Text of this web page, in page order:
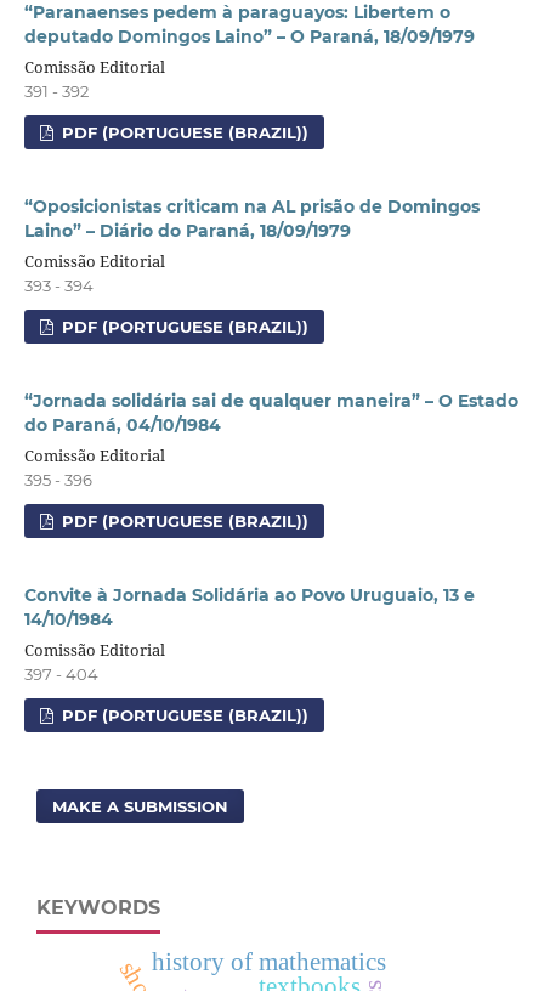
“Paranaenses pedem à paraguayos: Libertem o
deputado Domingos Laino” – O Paraná, 18/09/1979
Comissão Editorial
391 - 392
PDF (PORTUGUESE (BRAZIL))
“Oposicionistas criticam na AL prisão de Domingos
Laino” – Diário do Paraná, 18/09/1979
Comissão Editorial
393 - 394
PDF (PORTUGUESE (BRAZIL))
“Jornada solidária sai de qualquer maneira” – O Estado
do Paraná, 04/10/1984
Comissão Editorial
395 - 396
PDF (PORTUGUESE (BRAZIL))
Convite à Jornada Solidária ao Povo Uruguaio, 13 e
14/10/1984
Comissão Editorial
397 - 404
PDF (PORTUGUESE (BRAZIL))
MAKE A SUBMISSION
KEYWORDS
history of mathematics